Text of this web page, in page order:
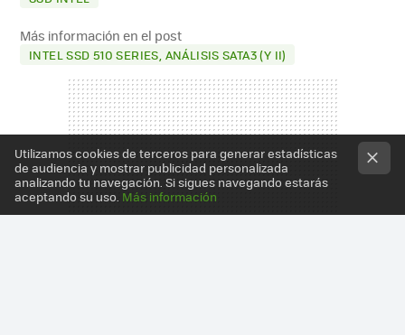
Más información en el post
INTEL SSD 510 SERIES, ANÁLISIS SATA3 (Y II)
Utilizamos cookies de terceros para generar estadísticas
de audiencia y mostrar publicidad personalizada
analizando tu navegación. Si sigues navegando estarás
aceptando su uso. Más información